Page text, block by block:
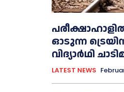
ഓടുന്ന
വിദ്യാർഥി
LATEST NEWS